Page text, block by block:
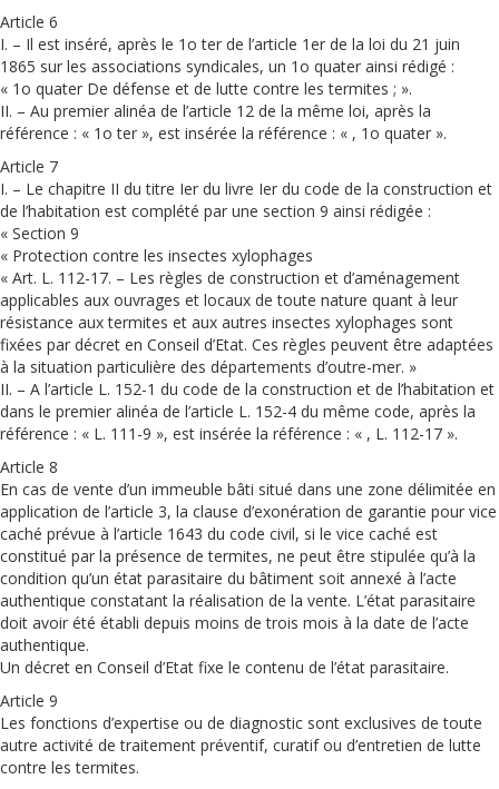
Article 6
I. – Il est inséré, après le 1o ter de l’article 1er de la loi du 21 juin
1865 sur les associations syndicales, un 1o quater ainsi rédigé :
« 1o quater De défense et de lutte contre les termites ; ».
II. – Au premier alinéa de l’article 12 de la même loi, après la
référence : « 1o ter », est insérée la référence : « , 1o quater ».
Article 7
I. – Le chapitre II du titre Ier du livre Ier du code de la construction et
de l’habitation est complété par une section 9 ainsi rédigée :
« Section 9
« Protection contre les insectes xylophages
« Art. L. 112-17. – Les règles de construction et d’aménagement
applicables aux ouvrages et locaux de toute nature quant à leur
résistance aux termites et aux autres insectes xylophages sont
fixées par décret en Conseil d’Etat. Ces règles peuvent être adaptées
à la situation particulière des départements d’outre-mer. »
II. – A l’article L. 152-1 du code de la construction et de l’habitation et
dans le premier alinéa de l’article L. 152-4 du même code, après la
référence : « L. 111-9 », est insérée la référence : « , L. 112-17 ».
Article 8
En cas de vente d’un immeuble bâti situé dans une zone délimitée en
application de l’article 3, la clause d’exonération de garantie pour vice
caché prévue à l’article 1643 du code civil, si le vice caché est
constitué par la présence de termites, ne peut être stipulée qu’à la
condition qu’un état parasitaire du bâtiment soit annexé à l’acte
authentique constatant la réalisation de la vente. L’état parasitaire
doit avoir été établi depuis moins de trois mois à la date de l’acte
authentique.
Un décret en Conseil d’Etat fixe le contenu de l’état parasitaire.
Article 9
Les fonctions d’expertise ou de diagnostic sont exclusives de toute
autre activité de traitement préventif, curatif ou d’entretien de lutte
contre les termites.